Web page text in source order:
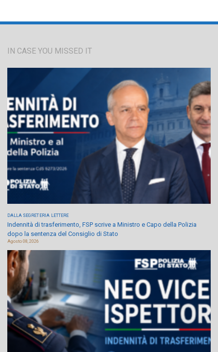
IN CASE YOU MISSED IT
DALLA SEGRETERIA LETTERE
Indennità di trasferimento, FSP scrive a Ministro e Capo della Polizia
dopo la sentenza del Consiglio di Stato
Agosto 08, 2026